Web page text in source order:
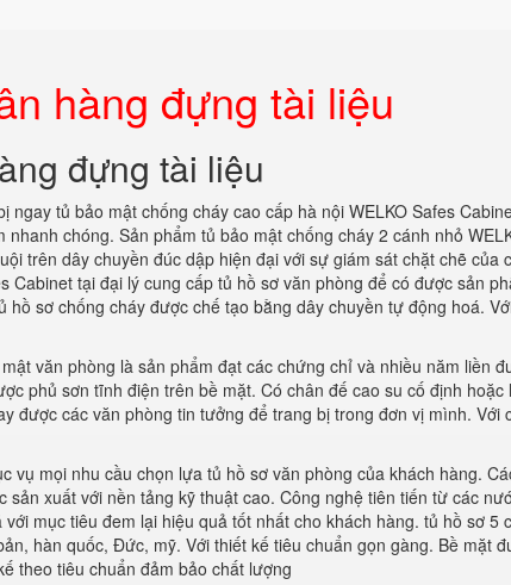
hàng đựng tài liệu
đựng tài liệu
ngay tủ bảo mật chống cháy cao cấp hà nội WELKO Safes
chóng. Sản phẩm tủ bảo mật chống cháy 2 cánh nhỏ
trên dây chuyền đúc dập hiện đại với sự giám sát chặt chẽ của
Cabinet tại đại lý cung cấp tủ hồ sơ văn phòng để có được sản
sơ chống cháy được chế tạo bằng dây chuyền tự động hoá.
văn phòng là sản phẩm đạt các chứng chỉ và nhiều năm liền
phủ sơn tĩnh điện trên bề mặt. Có chân đế cao su cố định hoặc
được các văn phòng tin tưởng để trang bị trong đơn vị mình. Với
vụ mọi nhu cầu chọn lựa tủ hồ sơ văn phòng của khách hàng.
xuất với nền tảng kỹ thuật cao. Công nghệ tiên tiến từ các
mục tiêu đem lại hiệu quả tốt nhất cho khách hàng. tủ hồ sơ 5
hàn quốc, Đức, mỹ. Với thiết kế tiêu chuẩn gọn gàng. Bề mặt
theo tiêu chuẩn đảm bảo chất lượng